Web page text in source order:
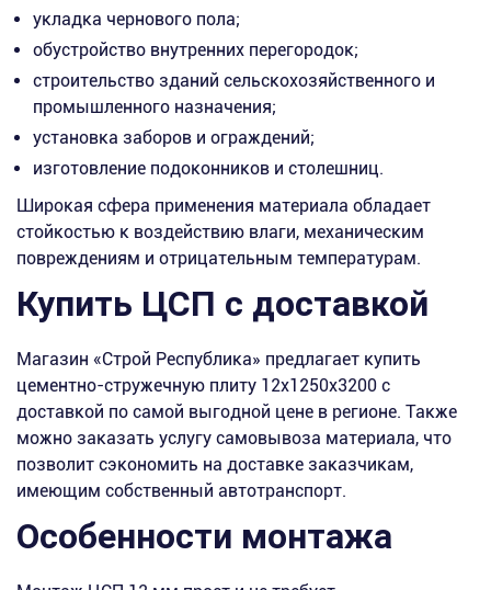
укладка чернового пола;
обустройство внутренних перегородок;
строительство зданий сельскохозяйственного и
промышленного назначения;
установка заборов и ограждений;
изготовление подоконников и столешниц.
Широкая сфера применения материала обладает
стойкостью к воздействию влаги, механическим
повреждениям и отрицательным температурам.
Купить ЦСП с доставкой
Магазин «Строй Республика» предлагает купить
цементно-стружечную плиту 12х1250х3200 с
доставкой по самой выгодной цене в регионе. Также
можно заказать услугу самовывоза материала, что
позволит сэкономить на доставке заказчикам,
имеющим собственный автотранспорт.
Особенности монтажа